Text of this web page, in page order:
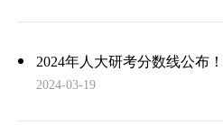
2024年人大研考分数线公布！
2024-03-19